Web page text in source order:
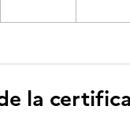
la